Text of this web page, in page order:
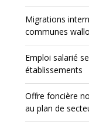
Migrations
communes
Emploi salarié
établissements
Offre foncière
au plan de